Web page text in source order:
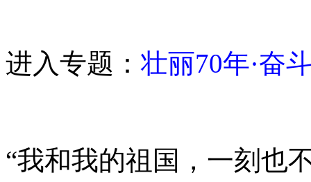
进入专题：壮丽70年·奋
“我和我的祖国，一刻